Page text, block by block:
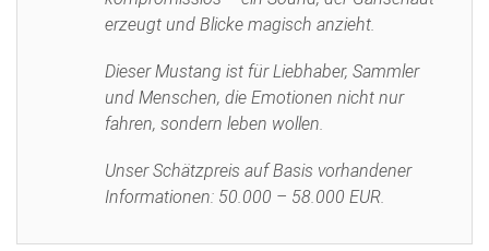
erzeugt und Blicke magisch anzieht.
Dieser Mustang ist für Liebhaber, Sammler
und Menschen, die Emotionen nicht nur
fahren, sondern leben wollen.
Unser Schätzpreis auf Basis vorhandener
Informationen: 50.000 – 58.000 EUR.